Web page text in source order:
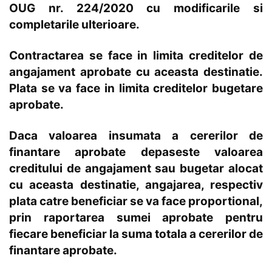
OUG nr. 224/2020 cu modificarile si
completarile ulterioare.
Contractarea se face in limita creditelor de
angajament aprobate cu aceasta destinatie.
Plata se va face in limita creditelor bugetare
aprobate.
Daca valoarea insumata a cererilor de
finantare aprobate depaseste valoarea
creditului de angajament sau bugetar alocat
cu aceasta destinatie, angajarea, respectiv
plata catre beneficiar se va face proportional,
prin raportarea sumei aprobate pentru
fiecare beneficiar la suma totala a cererilor de
finantare aprobate.